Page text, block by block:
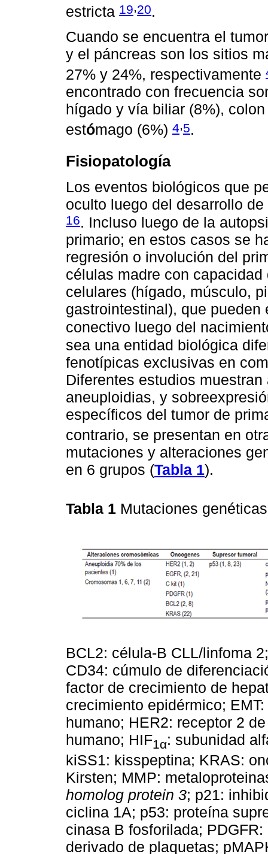
estricta 19 20.
Cuando se encuentra el
y el páncreas son los sitios
27% y 24%, respectivamente
encontrado con frecuencia
hígado y vía biliar (8%),
estómago (6%) 4,5.
Fisiopatología
Los eventos biológicos que
oculto luego del desarrollo
16. Incluso luego de la
primario; en estos casos se
regresión o involución del
células madre con
celulares (hígado, músculo,
gastrointestinal), que
conectivo luego del
sea una entidad biológica
fenotípicas exclusivas en
Diferentes estudios
aneuploidias, y
específicos del tumor de
contrario, se presentan en
mutaciones y alteraciones
en 6 grupos (Tabla 1).
Tabla 1 Mutaciones
BCL2: célula-B CLL/linfoma
CD34: cúmulo de
factor de crecimiento de
crecimiento epidérmico;
humano; HER2: receptor 2
humano; HIF1α: subunidad
kiSS1: kisspeptina; KRAS:
Kirsten; MMP:
homolog protein 3; p21:
ciclina 1A; p53: proteína
cinasa B fosforilada;
derivado de plaquetas;